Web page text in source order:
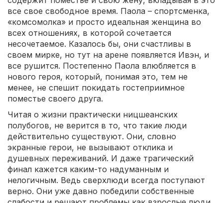
все свое свободное время. Паола – спортсменка,
«комсомолка» и просто идеальная женщина во
всех отношениях, в которой сочетается
несочетаемое. Казалось бы, они счастливы в
своем мирке, но тут на арене появляется Ивэн, и
все рушится. Постепенно Паола влюбляется в
нового героя, который, понимая это, тем не
менее, не спешит покидать гостеприимное
поместье своего друга.
Читая о жизни практически ницшеанских
полубогов, не верится в то, что такие люди
действительно существуют. Они, словно
экранные герои, не вызывают отклика и
душевных переживаний. И даже трагический
финал кажется каким-то надуманным и
нелогичным. Ведь сверхлюди всегда поступают
верно. Они уже давно победили собственные